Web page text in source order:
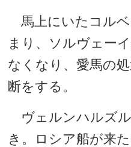
馬上にいたコル
まり、ソルヴェー
なくなり、愛馬の
断をする。
ヴェルンハルズ
き。ロシア船が来